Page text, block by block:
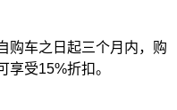
购车之日起三个月内，购
享受15%折扣。